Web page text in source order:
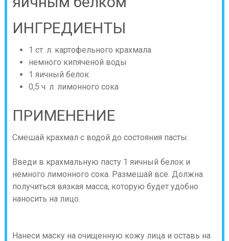
ИНГРЕДИЕНТЫ
1 ст. л. картофельного крахмала
немного кипяченой воды
1 яичный белок
0,5 ч. л. лимонного сока
ПРИМЕНЕНИЕ
Смешай крахмал с водой до состояния пасты.
Введи в крахмальную пасту 1 яичный белок и
немного лимонного сока. Размешай всё. Должна
получиться вязкая масса, которую будет удобно
наносить на лицо.
Нанеси маску на очищенную кожу лица и оставь на